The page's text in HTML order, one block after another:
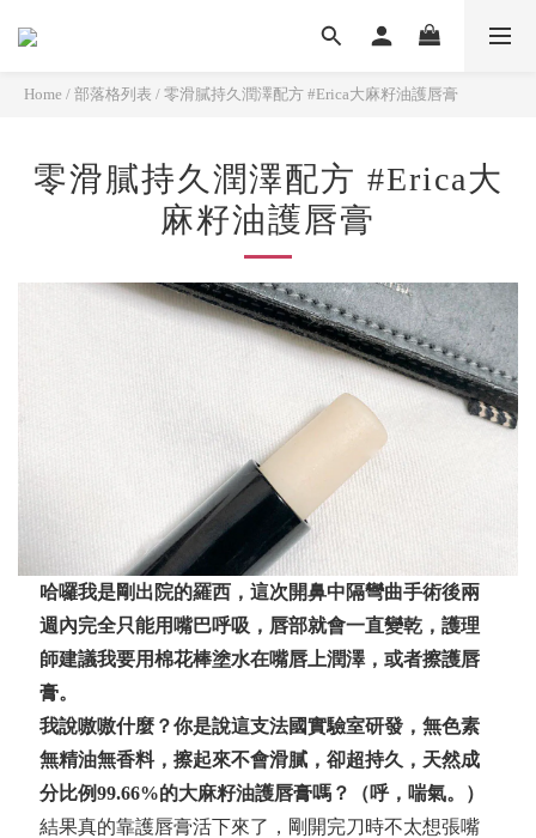
Home / 部落格列表 / 零滑膩持久潤澤配方 #Erica大麻籽油護唇膏
零滑膩持久潤澤配方 #Erica大
麻籽油護唇膏
哈囉我是剛出院的羅西，這次開鼻中隔彎曲手術後兩
週內完全只能用嘴巴呼吸，唇部就會一直變乾，護理
師建議我要用棉花棒塗水在嘴唇上潤澤，或者擦護唇
膏。
我說嗷嗷什麼？你是說這支法國實驗室研發，無色素
無精油無香料，擦起來不會滑膩，卻超持久，天然成
分比例99.66%的大麻籽油護唇膏嗎？（呼，喘氣。）
結果真的靠護唇膏活下來了，剛開完刀時不太想張嘴